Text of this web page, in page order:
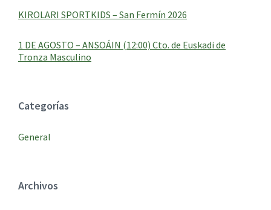
KIROLARI SPORTKIDS – San Fermín 2026
1 DE AGOSTO – ANSOÁIN (12:00) Cto. de Euskadi de
Tronza Masculino
Categorías
General
Archivos